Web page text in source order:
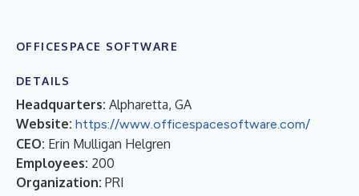
OFFICESPACE SOFTWARE
DETAILS
Headquarters: Alpharetta, GA
Website: https://www.officespacesoftware.com/
CEO: Erin Mulligan Helgren
Employees: 200
Organization: PRI